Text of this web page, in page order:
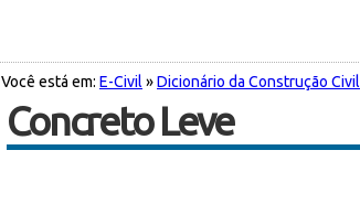
Você está em: E-Civil »Dicionário da Construção Civil
Concreto Leve